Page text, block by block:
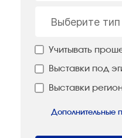
Выберите тип
Учитывать
Выставки под
Выставки
Дополнительные